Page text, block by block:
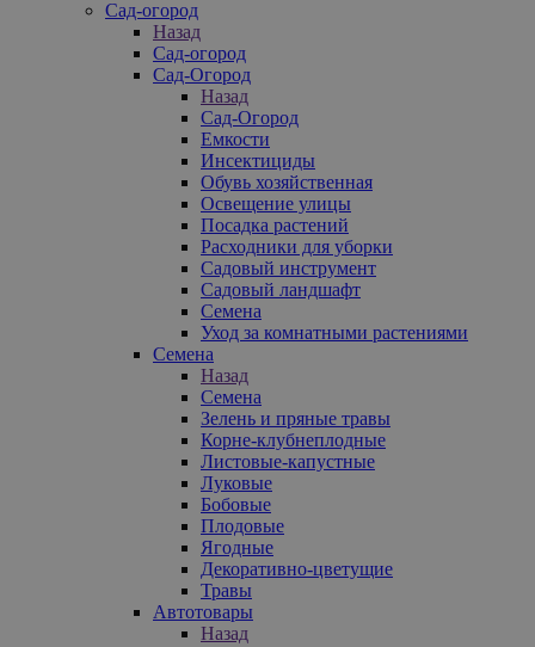
Сад-огород
Назад
Сад-огород
Сад-Огород
Назад
Сад-Огород
Емкости
Инсектициды
Обувь хозяйственная
Освещение улицы
Посадка растений
Расходники для уборки
Садовый инструмент
Садовый ландшафт
Семена
Уход за комнатными растениями
Семена
Назад
Семена
Зелень и пряные травы
Корне-клубнеплодные
Листовые-капустные
Луковые
Бобовые
Плодовые
Ягодные
Декоративно-цветущие
Травы
Автотовары
Назад